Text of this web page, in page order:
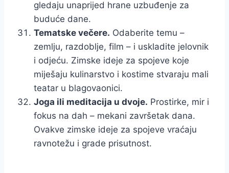
gledaju unaprijed hrane uzbuđenje za
buduće dane.
Tematske večere. Odaberite temu –
zemlju, razdoblje, film – i uskladite jelovnik
i odjeću. Zimske ideje za spojeve koje
miješaju kulinarstvo i kostime stvaraju mali
teatar u blagovaonici.
Joga ili meditacija u dvoje. Prostirke, mir i
fokus na dah – mekani završetak dana.
Ovakve zimske ideje za spojeve vraćaju
ravnotežu i grade prisutnost.